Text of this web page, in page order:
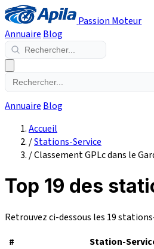
Passion Moteur
Annuaire Blog
Annuaire Blog
Accueil
/Stations-Service
/Classement GPLc dans le
Top 19 des
Retrouvez ci-dessous les 19
#
Station-